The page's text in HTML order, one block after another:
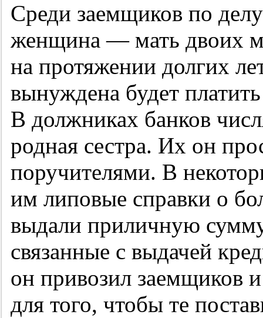
Среди заемщиков по
женщина — мать двоих
на протяжении долгих
вынуждена будет
В должниках банков
родная сестра. Их он
поручителями. В
им липовые справки о
выдали приличную
связанные с выдачей
он привозил заемщиков
для того, чтобы те